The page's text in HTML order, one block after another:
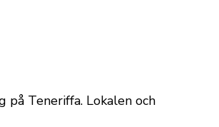
Teneriffa. Lokalen och